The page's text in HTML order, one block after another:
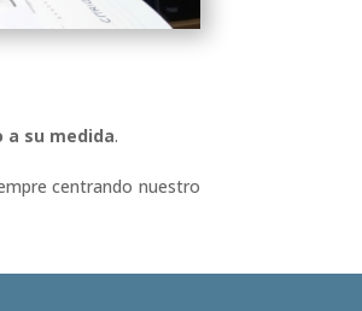
a su medida.
centrando nuestro